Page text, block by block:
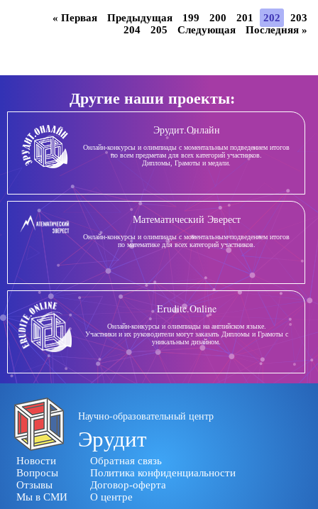
"Приз
« Первая Предыдущая 199 200 201 202
203
204
205 Следующая Последняя »
Другие наши проекты:
Эрудит.Онлайн
Онлайн-конкурсы и олимпиады с моментальным подведением итогов
по всем предметам для всех категорий участников.
Дипломы, Грамоты и медали.
Математический Эверест
Онлайн-конкурсы и олимпиады с моментальным подведением итогов
по математике для всех категорий участников.
Erudite.Online
Онлайн-конкурсы и олимпиады на английском языке.
Участники и их руководители могут заказать Дипломы и Грамоты с
уникальным дизайном.
Научно-образовательный центр
Эрудит
Новости
Вопросы
Отзывы
Мы в СМИ
Обратная связь
Политика конфиденциальности
Договор-оферта
О центре